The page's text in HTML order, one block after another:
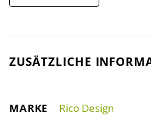
ZUSÄTZLICHE
MARKE Rico Design